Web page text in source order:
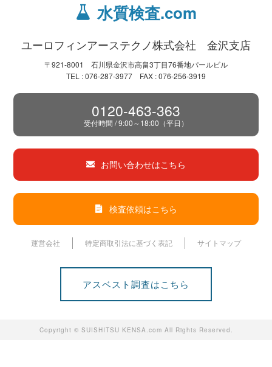
水質検査.com
ユーロフィンアーステクノ株式会社 金沢支店
〒921-8001 石川県金沢市高畠3丁目76番地パールビル
TEL : 076-287-3977 FAX : 076-256-3919
0120-463-363
受付時間 / 9:00～18:00（平日）
お問い合わせはこちら
検査依頼はこちら
運営会社 特定商取引法に基づく表記 サイトマップ
アスベスト調査はこちら
Copyright © SUISHITSU KENSA.com All Rights Reserved.